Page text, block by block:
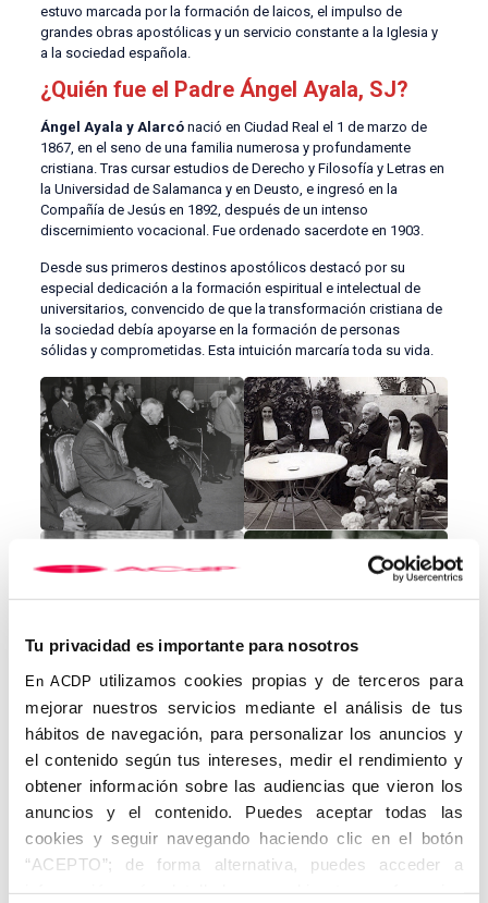
Tu privacidad es importante para nosotros
En ACDP utilizamos cookies propias y de terceros para
mejorar nuestros servicios mediante el análisis de tus
hábitos de navegación, para personalizar los anuncios y
el contenido según tus intereses, medir el rendimiento y
obtener información sobre las audiencias que vieron los
anuncios y el contenido. Puedes aceptar todas las
cookies y seguir navegando haciendo clic en el botón
“ACEPTO”; de forma alternativa, puedes acceder a
información más detallada y cambiar tus preferencias
estuvo marcada por la formación de laicos, el impulso de
grandes obras apostólicas y un servicio constante a la Iglesia y
a la sociedad española.
¿Quién fue el Padre Ángel Ayala, SJ?
Ángel Ayala y Alarcónació en Ciudad Real el 1 de marzo de
1867, en el seno de una familia numerosa y profundamente
cristiana. Tras cursar estudios de Derecho y Filosofía y Letras en
la Universidad de Salamanca y en Deusto, e ingresó en la
Compañía de Jesús en 1892, después de un intenso
discernimiento vocacional. Fue ordenado sacerdote en 1903.
Desde sus primeros destinos apostólicos destacó por su
especial dedicación a la formación espiritual e intelectual de
universitarios, convencido de que la transformación cristiana de
la sociedad debía apoyarse en la formación de personas
sólidas y comprometidas. Esta intuición marcaría toda su vida.